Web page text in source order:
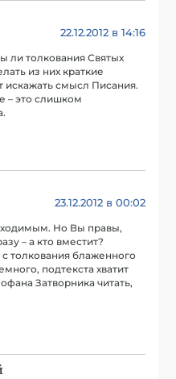
22.12.2012 в 14:16
ли толкования Святых
из них краткие
искажать смысл Писания.
– это слишком
23.12.2012 в 00:02
Но Вы правы,
– а кто вместит?
толкования блаженного
подтекста хватит
Затворника читать,